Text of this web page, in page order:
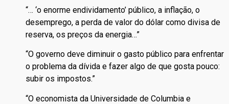
“… ‘o enorme endividamento’ público, a inflação, o
desemprego, a perda de valor do dólar como divisa de
reserva, os preços da energia…”
“O governo deve diminuir o gasto público para enfrentar
o problema da dívida e fazer algo de que gosta pouco:
subir os impostos.”
“O economista da Universidade de Columbia e